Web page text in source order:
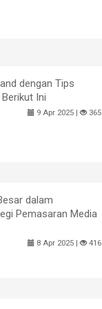
dengan Tips
Ini
9 Apr 2025 | 365
dalam
Pemasaran Media
8 Apr 2025 | 416